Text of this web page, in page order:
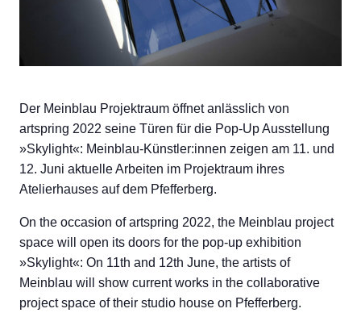
Der Meinblau Projektraum öffnet anlässlich von
artspring 2022 seine Türen für die Pop-Up Ausstellung
»Skylight«: Meinblau-Künstler:innen zeigen am 11. und
12. Juni aktuelle Arbeiten im Projektraum ihres
Atelierhauses auf dem Pfefferberg.
On the occasion of artspring 2022, the Meinblau project
space will open its doors for the pop-up exhibition
»Skylight«: On 11th and 12th June, the artists of
Meinblau will show current works in the collaborative
project space of their studio house on Pfefferberg.